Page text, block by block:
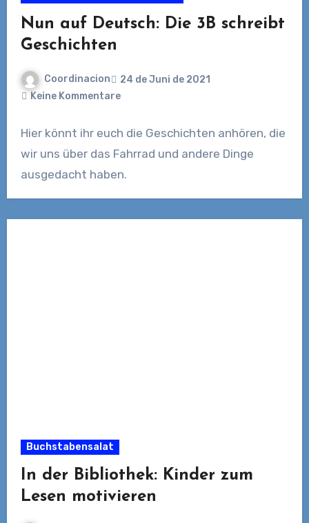
Nun auf Deutsch: Die 3B schreibt
Geschichten
Coordinacion
24 de Juni de 2021
Keine Kommentare
Hier könnt ihr euch die Geschichten anhören, die
wir uns über das Fahrrad und andere Dinge
ausgedacht haben.
Buchstabensalat
In der Bibliothek: Kinder zum
Lesen motivieren